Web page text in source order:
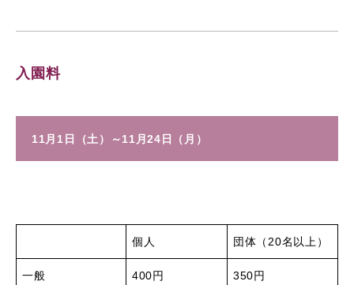
入園料
11月1日（土）～11月24日（月）
個人 団体（20名以上）
一般 400円 350円